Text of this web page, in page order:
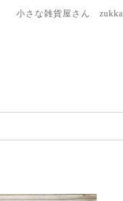
小さな雑貨屋さん zukka